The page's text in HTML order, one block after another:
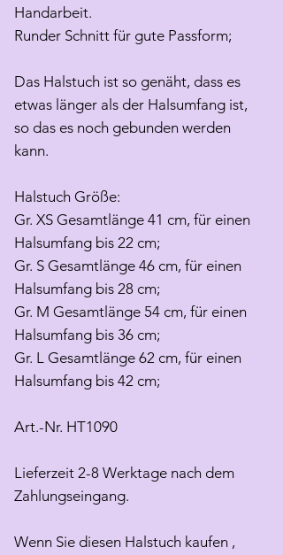
Handarbeit.
Runder Schnitt für gute Passform;
Das Halstuch ist so genäht, dass es
etwas länger als der Halsumfang ist,
so das es noch gebunden werden
kann.
Halstuch Größe:
Gr. XS Gesamtlänge 41 cm, für einen
Halsumfang bis 22 cm;
Gr. S Gesamtlänge 46 cm, für einen
Halsumfang bis 28 cm;
Gr. M Gesamtlänge 54 cm, für einen
Halsumfang bis 36 cm;
Gr. L Gesamtlänge 62 cm, für einen
Halsumfang bis 42 cm;
Art.-Nr. HT1090
Lieferzeit 2-8 Werktage nach dem
Zahlungseingang.
Wenn Sie diesen Halstuch kaufen ,